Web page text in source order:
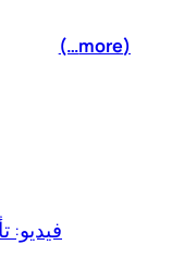
(more…)